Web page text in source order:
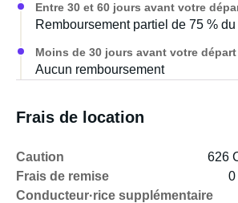
Entre 30 et 60 jours avant votre
Remboursement partiel de 75 % du
Moins de 30 jours avant votre départ
Aucun remboursement
Frais de location
Caution
626
Frais de remise
0
Conducteur·rice supplémentaire